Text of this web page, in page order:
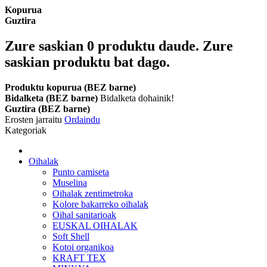
Kopurua
Guztira
Zure saskian 0 produktu daude. Zure
saskian produktu bat dago.
Produktu kopurua (BEZ barne)
Bidalketa (BEZ barne) Bidalketa dohainik!
Guztira (BEZ barne)
Erosten jarraitu Ordaindu
Kategoriak
Oihalak
Punto camiseta
Muselina
Oihalak zentimetroka
Kolore bakarreko oihalak
Oihal sanitarioak
EUSKAL OIHALAK
Soft Shell
Kotoi organikoa
KRAFT TEX